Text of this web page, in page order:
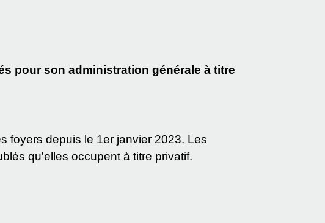
pour son administration générale à titre
foyers depuis le 1er janvier 2023. Les
qu'elles occupent à titre privatif.